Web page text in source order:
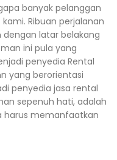
banyak pelanggan
Ribuan perjalanan
latar belakang
ini pula yang
penyedia Rental
yang berorientasi
penyedia jasa rental
sepenuh hati, adalah
harus memanfaatkan